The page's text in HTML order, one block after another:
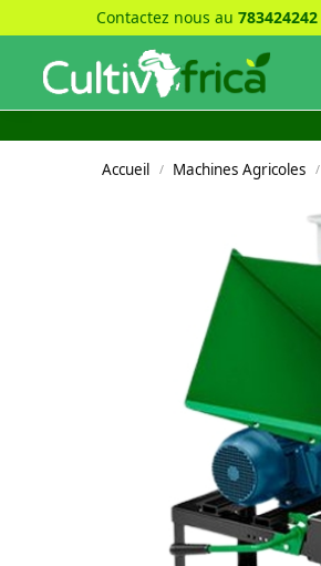
Contactez nous au 783424242
Recherche
Accueil / Machines Agricoles /